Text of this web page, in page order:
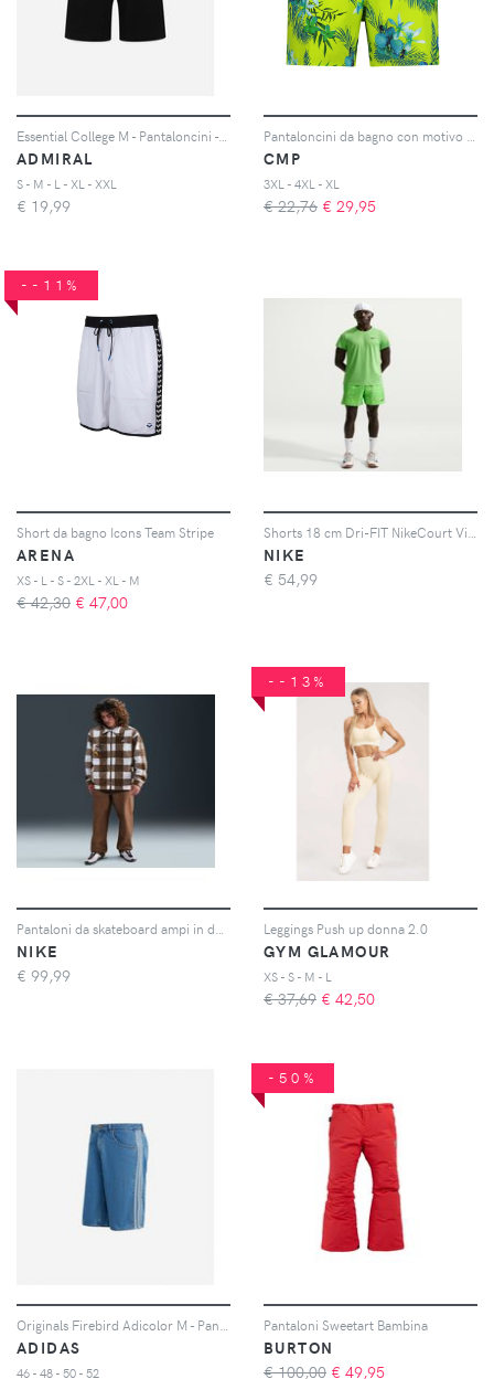
ADMIRAL
S - M - L - XL - XXL
€ 19,99
CMP
3XL - 4XL - XL
€ 22,76 € 29,95
--11%
Short da bagno Icons Team Stripe
ARENA
XS - L - S - 2XL - XL - M
€ 42,30 € 47,00
NIKE
€ 54,99
NIKE
€ 99,99
--13%
Leggings Push up donna 2.0
GYM GLAMOUR
XS - S - M - L
€ 37,69 € 42,50
ADIDAS
46 - 48 - 50 - 52
-50%
Pantaloni Sweetart Bambina
BURTON
€ 100,00 € 49,95